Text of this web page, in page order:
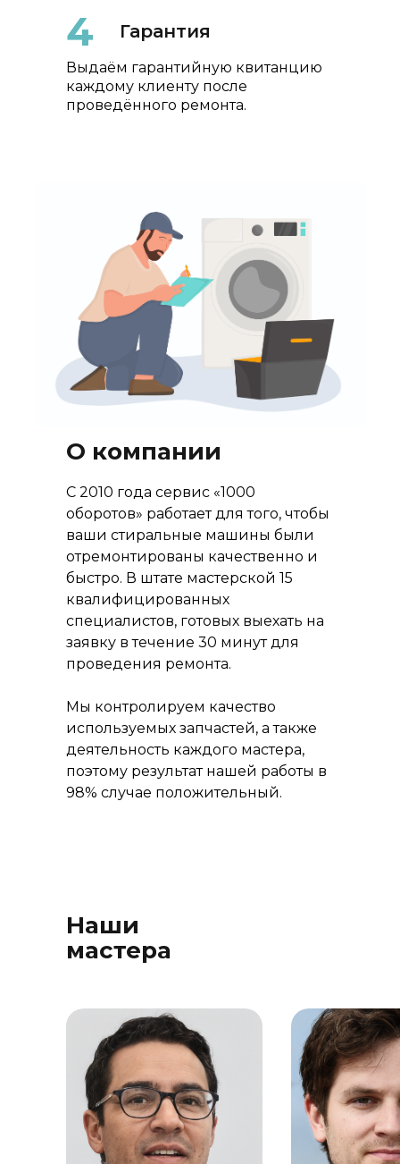
4 Гарантия
Выдаём гарантийную квитанцию
каждому клиенту после
проведённого ремонта.
С 2010 года сервис «1000
оборотов» работает для того, чтобы
ваши стиральные машины были
отремонтированы качественно и
быстро. В штате мастерской 15
квалифицированных
специалистов, готовых выехать на
заявку в течение 30 минут для
проведения ремонта.
Мы контролируем качество
используемых запчастей, а также
деятельность каждого мастера,
поэтому результат нашей работы в
98% случае положительный.
О компании
Наши
мастера